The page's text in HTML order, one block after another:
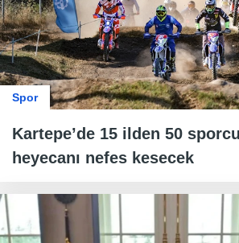
Spor
Kartepe’de 15 ilden 50
heyecanı nefes kesecek